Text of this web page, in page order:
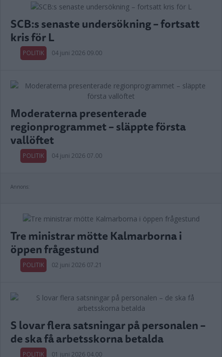
SCB:s senaste undersökning – fortsatt
kris för L
POLITIK 04 juni 2026 09.00
Moderaterna presenterade
regionprogrammet – släppte första
vallöftet
POLITIK 04 juni 2026 07.00
Annons:
Tre ministrar mötte Kalmarborna i
öppen frågestund
POLITIK 02 juni 2026 07.21
S lovar flera satsningar på personalen –
de ska få arbetsskorna betalda
POLITIK 01 juni 2026 04.00